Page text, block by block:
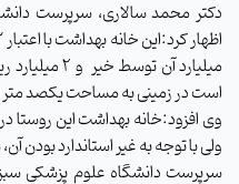
دکتر محمد سالاری، سرپرست
میلیارد آن
است در زمینی به مساحت یکصد متر
ولی با توجه به غیر استاندارد
سرپرست دانشگاه علوم پزشکی